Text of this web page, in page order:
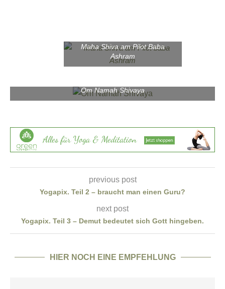
Maha Shiva am Pilot Baba
Ashram
Om Namah Shivaya
previous post
Yogapix. Teil 2 – braucht man einen Guru?
next post
Yogapix. Teil 3 – Demut bedeutet sich Gott hingeben.
HIER NOCH EINE EMPFEHLUNG